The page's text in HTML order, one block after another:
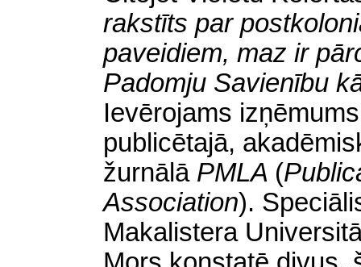
rakstīts par
paveidiem, maz ir
Padomju Savienību
Ievērojams
publicētajā,
žurnālā PMLA (
Association).
Makalistera